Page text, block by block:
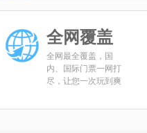
全网覆盖
全网最全覆盖，国
内、国际门票一网打
尽，让您一次玩到爽